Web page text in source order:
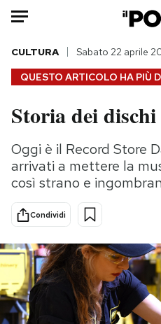
HOME
Italia
Politica
Tecnologia
Scienza
Economia
Sport
QUESTO ARTICOLO HA PIÙ
CULTURA Sabato 22 aprile
Storia dei
Oggi è il Record Store
arrivati a mettere la
così strano e
Condividi